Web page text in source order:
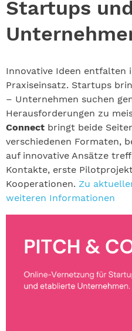
Startups
Innovative Ideen entfalten
Praxiseinsatz. Startups
– Unternehmen suchen
Herausforderungen zu
Connect bringt beide
verschiedenen Formaten,
auf innovative Ansätze
Kontakte, erste
Kooperationen. Zu
weiteren Informationen